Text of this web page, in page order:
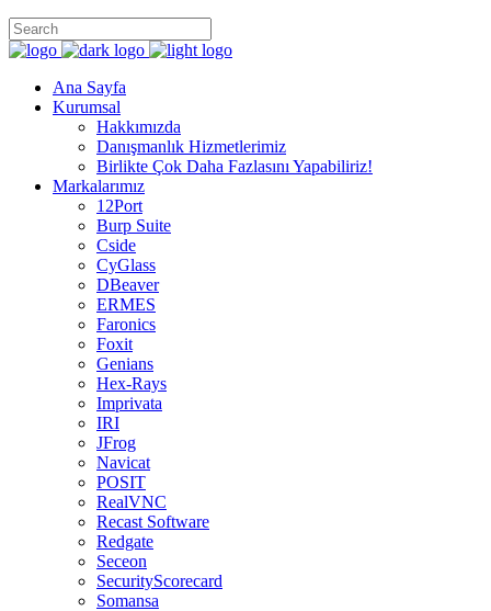
Ana Sayfa
Kurumsal
Hakkımızda
Danışmanlık Hizmetlerimiz
Birlikte Çok Daha Fazlasını Yapabiliriz!
Markalarımız
12Port
Burp Suite
Cside
CyGlass
DBeaver
ERMES
Faronics
Foxit
Genians
Hex-Rays
Imprivata
IRI
JFrog
Navicat
POSIT
RealVNC
Recast Software
Redgate
Seceon
SecurityScorecard
Somansa